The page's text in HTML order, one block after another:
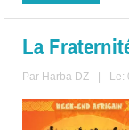
La
Par Harba DZ Le: